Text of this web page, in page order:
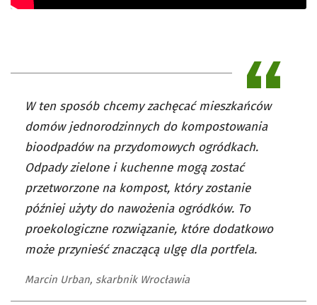
W ten sposób chcemy zachęcać mieszkańców
domów jednorodzinnych do kompostowania
bioodpadów na przydomowych ogródkach.
Odpady zielone i kuchenne mogą zostać
przetworzone na kompost, który zostanie
później użyty do nawożenia ogródków. To
proekologiczne rozwiązanie, które dodatkowo
może przynieść znaczącą ulgę dla portfela.
Marcin Urban, skarbnik Wrocławia